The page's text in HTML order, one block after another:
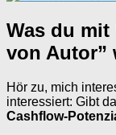
Was du
von Autor”
Hör zu, mich
interessiert: Gibt
Cashflow-